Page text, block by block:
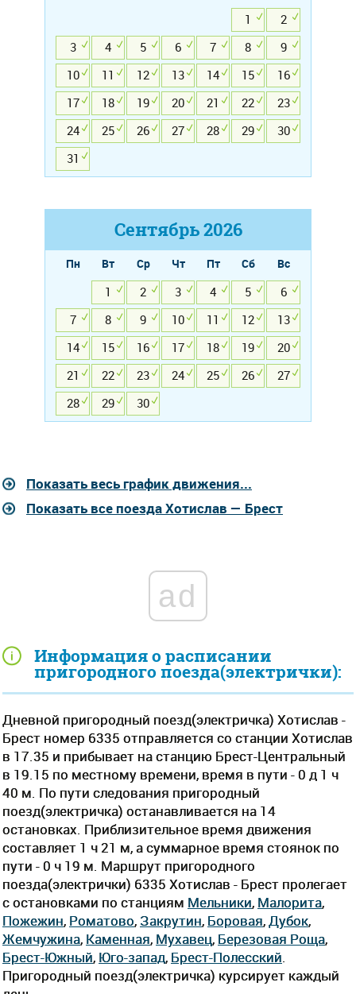
Информация о расписании
пригородного поезда(электрички):
Дневной пригородный поезд(электричка) Хотислав -
Брест номер 6335 отправляется со станции Хотислав
в 17.35 и прибывает на станцию Брест-Центральный
в 19.15 по местному времени, время в пути - 0 д 1 ч
40 м. По пути следования пригородный
поезд(электричка) останавливается на 14
остановках. Приблизительное время движения
составляет 1 ч 21 м, а суммарное время стоянок по
пути - 0 ч 19 м. Маршрут пригородного
поезда(электрички) 6335 Хотислав - Брест пролегает
c остановками по станциям Мельники, Малорита,
Пожежин, Роматово, Закрутин, Боровая, Дубок,
Жемчужина, Каменная, Мухавец, Березовая Роща,
Брест-Южный, Юго-запад, Брест-Полесский
Пригородный поезд(электричка) курсирует каждый
1
2
3
4 5 6 7 8
9
10
11 12 13 14 15
16
17
18 19 20 21 22
23
24
25 26 27 28 29
30
31
Сентябрь2026
Пн Вт Ср Чт Пт Сб
Вс
1
2 3 4 5
6
7
8 9 10 11 12
13
14
15 16 17 18 19
20
21
22 23 24 25 26
27
28
29 30
Показать весь график движения...
Показать все поезда Хотислав — Брест
ad